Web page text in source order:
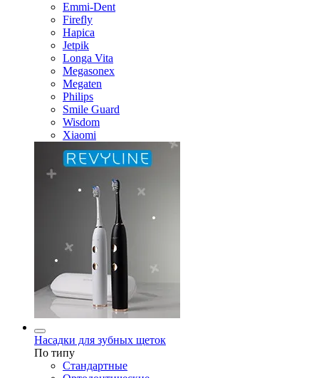
Emmi-Dent
Firefly
Hapica
Jetpik
Longa Vita
Megasonex
Megaten
Philips
Smile Guard
Wisdom
Xiaomi
Насадки для зубных щеток
По типу
Стандартные